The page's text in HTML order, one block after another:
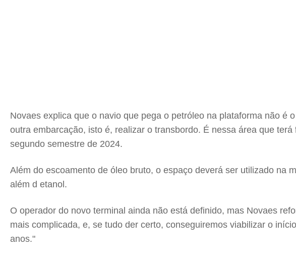
Novaes explica que o navio que pega o petróleo na plataforma não
outra embarcação, isto é, realizar o transbordo. É nessa área que
segundo semestre de 2024.
Além do escoamento de óleo bruto, o espaço deverá ser utilizado na
além d etanol.
O operador do novo terminal ainda não está definido, mas Novaes
mais complicada, e, se tudo der certo, conseguiremos viabilizar o
anos."